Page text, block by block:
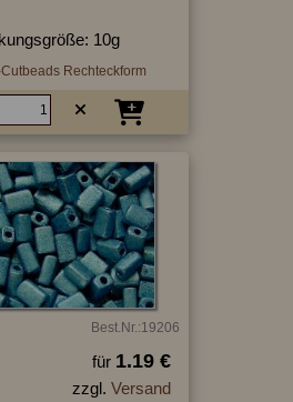
10g
Rechteckform
Best.Nr.:19206
für 1.19 €
zzgl. Versand